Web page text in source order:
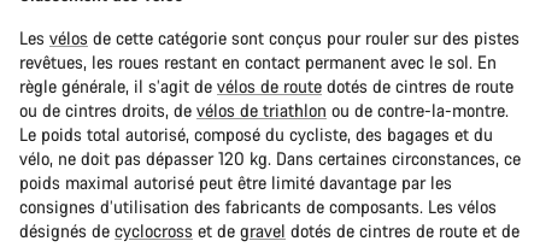
Les vélos de cette catégorie sont conçus pour rouler sur des pistes
revêtues, les roues restant en contact permanent avec le sol. En
règle générale, il s’agit de vélos de route dotés de cintres de route
ou de cintres droits, de vélos de triathlon ou de contre-la-montre.
Le poids total autorisé, composé du cycliste, des bagages et du
vélo, ne doit pas dépasser 120 kg. Dans certaines circonstances, ce
poids maximal autorisé peut être limité davantage par les
consignes d’utilisation des fabricants de composants. Les vélos
désignés de cyclocross et de gravel dotés de cintres de route et de